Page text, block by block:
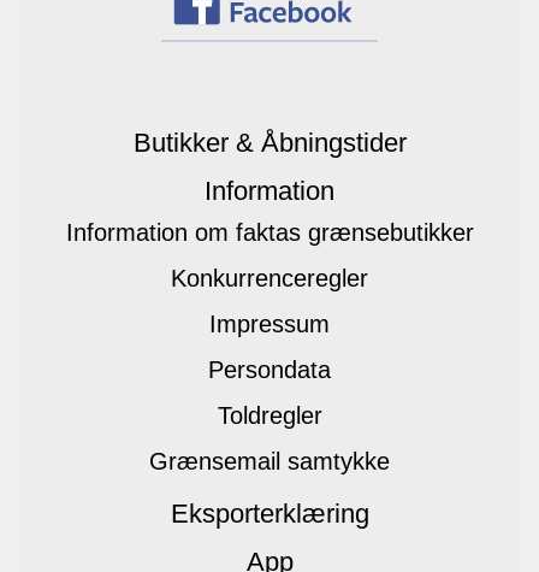
Butikker & Åbningstider
Information
Information om faktas grænsebutikker
Konkurrenceregler
Impressum
Persondata
Toldregler
Grænsemail samtykke
Eksporterklæring
App